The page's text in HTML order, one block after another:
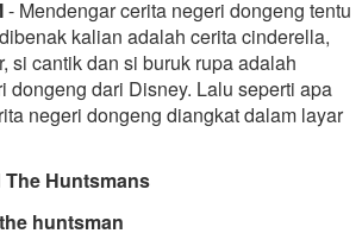
- Mendengar cerita negeri dongeng tentu
kalian adalah cerita cinderella,
si cantik dan si buruk rupa adalah
dongeng dari Disney. Lalu seperti apa
negeri dongeng diangkat dalam layar
The Huntsmans